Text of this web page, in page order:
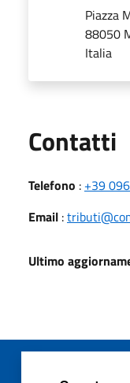
Piazza
88050
Italia
Contatti
Telefono : +39
Email :
Ultimo